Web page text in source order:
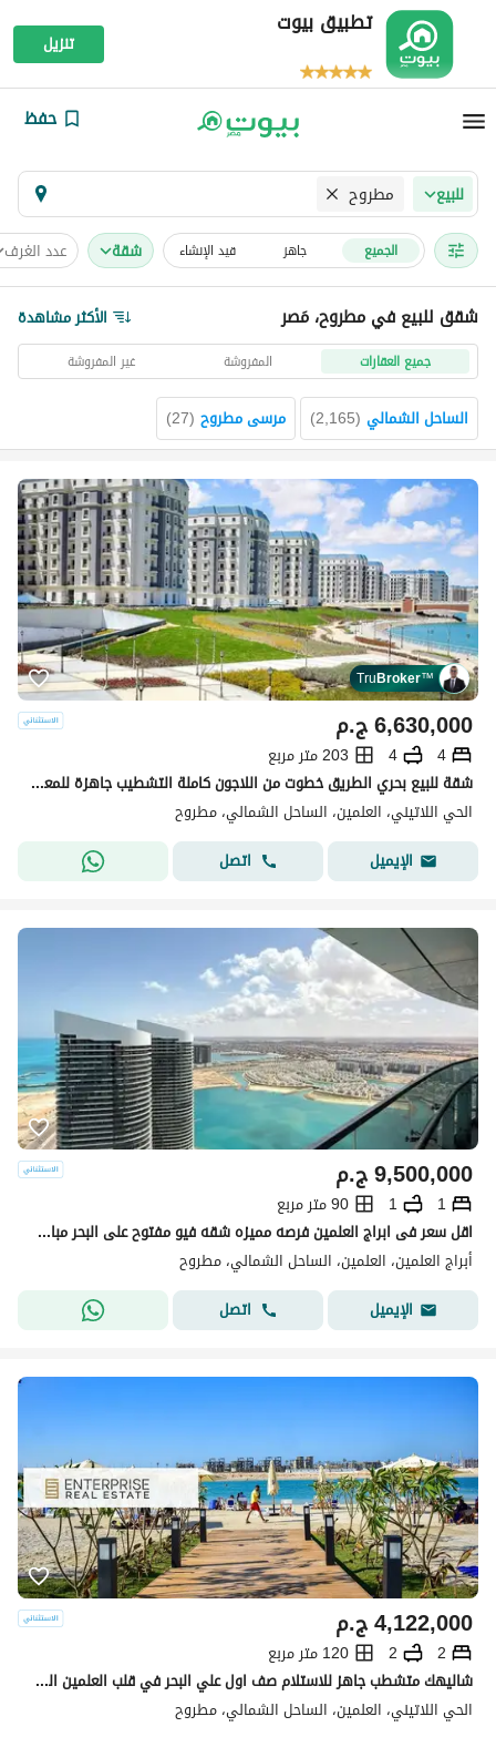
تطبيق بيوت
تنزيل
حفظ
للبيع مطروح
الجميع جاهز قيد الإنشاء شقة عدد الغرف
شقق للبيع في مطروح، مَصر الأكثر مشاهدة
جميع العقارات المفروشة غير المفروشة
الساحل الشمالي (
2,165
) مرسى مطروح (
27
)
TruBroker™
ج.م6,630,000
4
4
203 متر مربع
شقة للبيع بحري الطريق خطوت من اللاجون كاملة التشطيب جاهزة للمعاينة في الحي اللاتيني بمدينة العلمين الجديدة الساحل الشمالي latin district
الحي اللاتيني، العلمين، الساحل الشمالي، مطروح
الإيميل
اتصل
ج.م9,500,000
1
1
90 متر مربع
اقل سعر فى ابراج العلمين فرصه مميزه شقه فيو مفتوح على البحر مباشره دور مميز دقائق من مراسي Alamein towers north coast
أبراج العلمين، العلمين، الساحل الشمالي، مطروح
الإيميل
اتصل
ج.م4,122,000
2
2
120 متر مربع
شاليهك متشطب جاهز للاستلام صف اول علي البحر في قلب العلمين الجديده بجوار مارينا دقايق لسيدي عبدالرحمن و دقايق لمطار العلمين Latin City
الحي اللاتيني، العلمين، الساحل الشمالي، مطروح